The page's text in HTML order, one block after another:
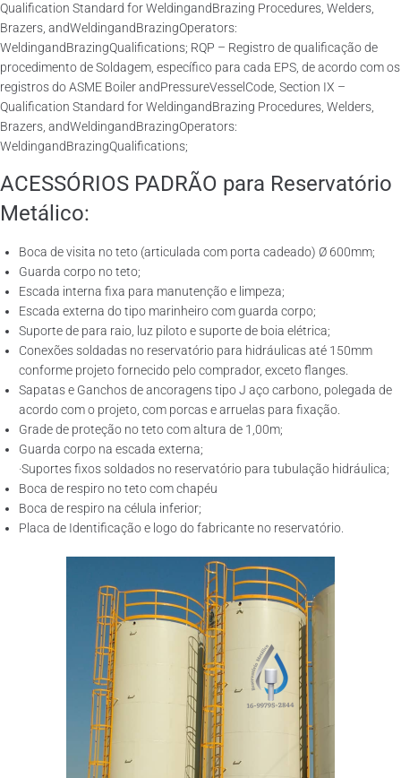
Qualification Standard for WeldingandBrazing Procedures, Welders,
Brazers, andWeldingandBrazingOperators:
WeldingandBrazingQualifications; RQP – Registro de qualificação de
procedimento de Soldagem, específico para cada EPS, de acordo com os
registros do ASME Boiler andPressureVesselCode, Section IX –
Qualification Standard for WeldingandBrazing Procedures, Welders,
Brazers, andWeldingandBrazingOperators:
WeldingandBrazingQualifications;
ACESSÓRIOS PADRÃO para Reservatório
Metálico:
Boca de visita no teto (articulada com porta cadeado) Ø 600mm;
Guarda corpo no teto;
Escada interna fixa para manutenção e limpeza;
Escada externa do tipo marinheiro com guarda corpo;
Suporte de para raio, luz piloto e suporte de boia elétrica;
Conexões soldadas no reservatório para hidráulicas até 150mm
conforme projeto fornecido pelo comprador, exceto flanges.
Sapatas e Ganchos de ancoragens tipo J aço carbono, polegada de
acordo com o projeto, com porcas e arruelas para fixação.
Grade de proteção no teto com altura de 1,00m;
Guarda corpo na escada externa;
·Suportes fixos soldados no reservatório para tubulação hidráulica;
Boca de respiro no teto com chapéu
Boca de respiro na célula inferior;
Placa de Identificação e logo do fabricante no reservatório.